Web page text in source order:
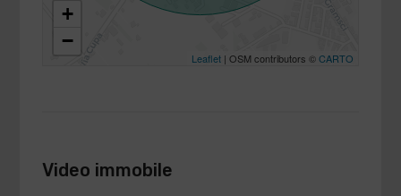
+
−
Leaflet| OSM contributors ©CARTO
Video immobile